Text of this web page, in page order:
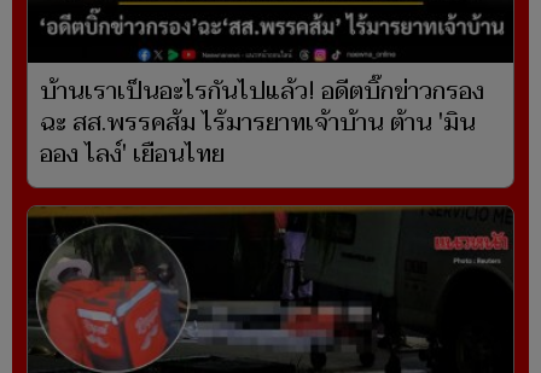
บ้านเราเป็นอะไรกันไปแล้ว! อดีตบิ๊กข่าวกรอง
ฉะ สส.พรรคส้ม ไร้มารยาทเจ้าบ้าน ต้าน 'มิน
ออง ไลง์' เยือนไทย